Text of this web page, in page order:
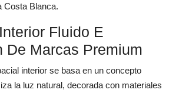
Costa Blanca.
Fluido E
De Marcas Premium
interior se basa en un concepto
la luz natural, decorada con materiales